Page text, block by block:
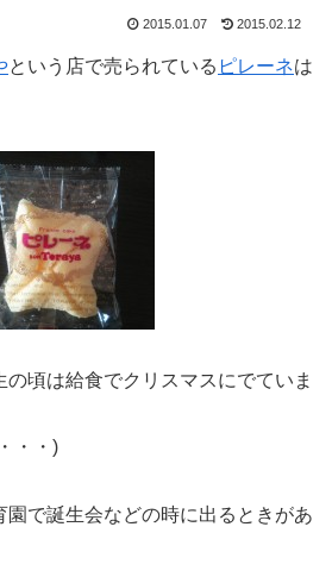
2015.01.07 2015.02.12
という店で売られている ピレーネは
の頃は給食でクリスマスにでていま
・・)
園で誕生会などの時に出るときがあ